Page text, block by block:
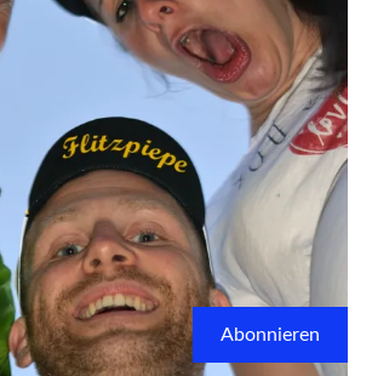
Abonnieren